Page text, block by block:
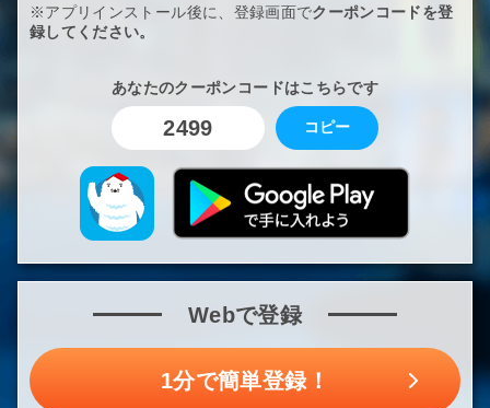
※アプリインストール後に、登録画面でクーポンコードを登
録してください。
あなたのクーポンコードはこちらです
2499 コピー
Webで登録
1分で簡単登録！